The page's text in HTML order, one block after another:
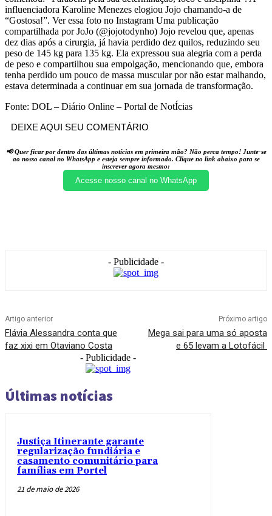
influenciadora Karoline Menezes elogiou Jojo chamando-a de
“Gostosa!”. Ver essa foto no Instagram Uma publicação
compartilhada por JoJo (@jojotodynho) Jojo revelou que, apenas
dez dias após a cirurgia, já havia perdido dez quilos, reduzindo seu
peso de 145 kg para 135 kg. Ela expressou sua alegria com a perda
de peso e compartilhou sua empolgação, mencionando que, embora
tenha perdido um pouco de massa muscular por não estar malhando,
estava determinada a continuar em sua jornada de transformação.
Fonte: DOL – Diário Online – Portal de NotÍcias
DEIXE AQUI SEU COMENTÁRIO
📢 Quer ficar por dentro das últimas notícias em primeira mão? Não perca tempo! Junte-se
ao nosso canal no WhatsApp e esteja sempre informado. Clique no link abaixo para se
inscrever agora mesmo:
Acesse nosso canal no WhatsApp
- Publicidade -
Artigo anterior
Flávia Alessandra conta que
faz xixi em Otaviano Costa
Próximo artigo
Mega sai para uma só aposta
e 65 levam a Lotofácil
- Publicidade -
Últimas notícias
Justiça Itinerante garante
regularização fundiária e
casamento comunitário para
famílias em Portel
21 de maio de 2026